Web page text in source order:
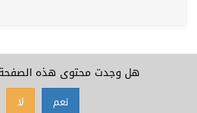
هل وجدت محتوى هذه الصفحة
نعم لا